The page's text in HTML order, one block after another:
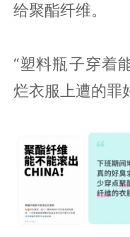
给聚酯纤维。
“塑料瓶子穿着
烂衣服上遭的罪